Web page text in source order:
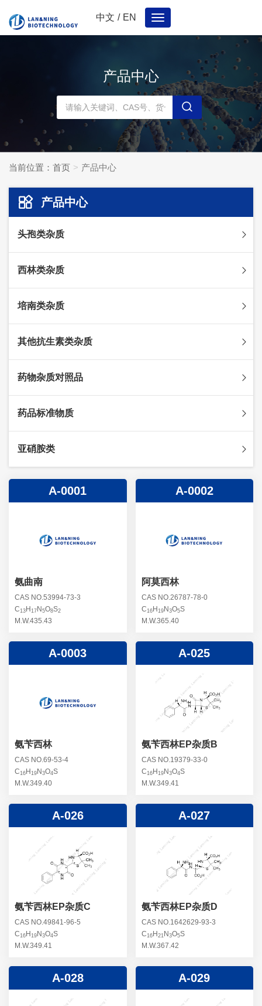
中文 / EN
Toggle
navigation
产品中心
当前位置： 首页 产品中心
产品中心
头孢类杂质
头孢唑林杂质
头孢他啶杂质
头孢米诺杂质
头孢吡肟杂质
头孢地嗪钠杂质
头孢曲松钠杂质
青霉素杂质
头孢羟氨苄杂质
头孢西丁杂质
头孢卡品酯杂质
头孢唑肟杂质
西林类杂质
苯唑西林杂质
替卡西林杂质
阿洛西林杂质
美洛西林杂质
培南类杂质
多立培南杂质
厄他培南杂质
多尼培南杂质
其他抗生素类杂质
利福平杂质
苄丝肼杂质
克拉霉素杂质
克拉维酸钾杂质
替加环素杂质
土霉素杂质
林可霉素杂质
药物杂质对照品
杂质对照品
药品标准物质
亚硝胺类
A-0001
氨曲南
CAS NO.53994-73-3
C13 H 17 N 5O8S2
M.W.435.43
A-0002
阿莫西林
CAS NO.26787-78-0
C16H 19N 3O5S
M.W.365.40
A-0003
氨苄西林
CAS NO.69-53-4
C16 H 19 N 3O4S
M.W.349.40
A-025
氨苄西林EP杂质B
CAS NO.19379-33-0
C16H 19N 3O4S
M.W.349.41
A-026
氨苄西林EP杂质C
CAS NO.49841-96-5
C16 H 19 N 3O4S
M.W.349.41
A-027
氨苄西林EP杂质D
CAS NO.1642629-93-3
C16H 21 N 3O5S
M.W.367.42
A-028 A-029